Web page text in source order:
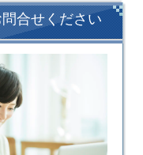
合せください